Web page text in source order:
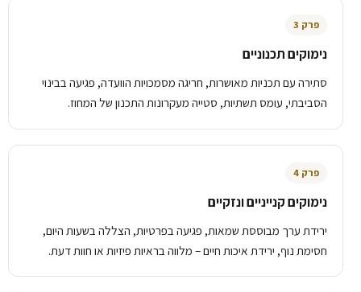
פרק 3
נימוקים תכנוניים
סתירה עם תכניות מאושרות, חריגה מסמכויות הוועדה, פגיעה בבינוי
הסביבתי, עומס תשתיות, סטייה מעקרונות התכנון של המחוז.
פרק 4
נימוקים קנייניים ונזקיים
ירידת ערך מבוססת שמאות, פגיעה בפרטיות, הצללה בשעות היום,
חסימת נוף, ירידת איכות חיים – מלווה בראיות פיזיות או חוות דעת.